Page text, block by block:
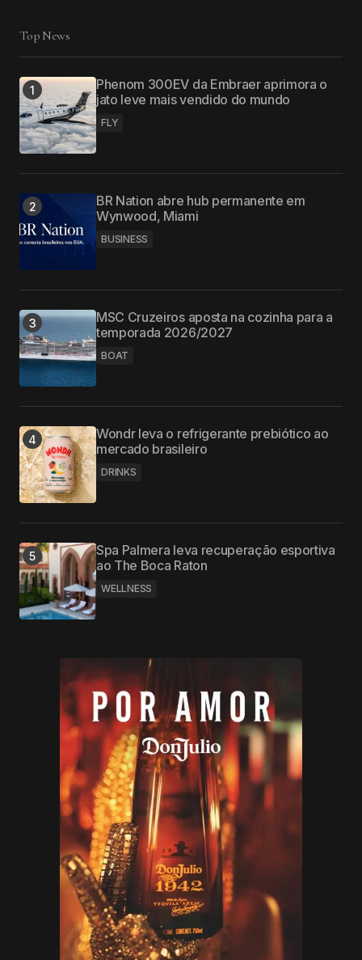
Top News
Phenom 300EV da Embraer aprimora o
jato leve mais vendido do mundo
FLY
BR Nation abre hub permanente em
Wynwood, Miami
BUSINESS
MSC Cruzeiros aposta na cozinha para a
temporada 2026/2027
BOAT
Wondr leva o refrigerante prebiótico ao
mercado brasileiro
DRINKS
Spa Palmera leva recuperação esportiva
ao The Boca Raton
WELLNESS